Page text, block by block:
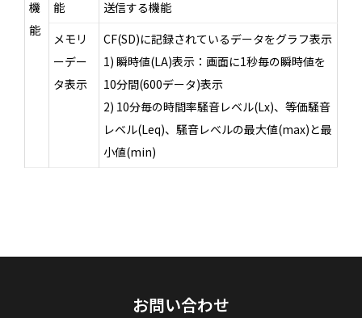
機
能
能
送信する機能
メモリ
ーデー
タ表示
CF(SD)に記録されているデータをグラフ表示
1) 瞬時値(LA)表示：画面に1秒毎の瞬時値を
10分間(600データ)表示
2) 10分毎の時間率騒音レベル(Lx)、等価騒音
レベル(Leq)、騒音レベルの最大値(max)と最
小値(min)
お問い合わせ